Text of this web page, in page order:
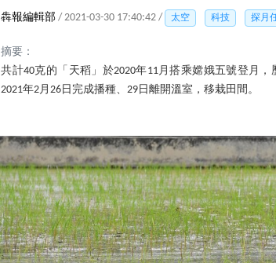
犇報編輯部 / 2021-03-30 17:40:42 / 太空 科技 探月
摘要：
共計40克的「天稻」於2020年11月搭乘嫦娥五號登月
2021年2月26日完成播種、29日離開溫室，移栽田間。